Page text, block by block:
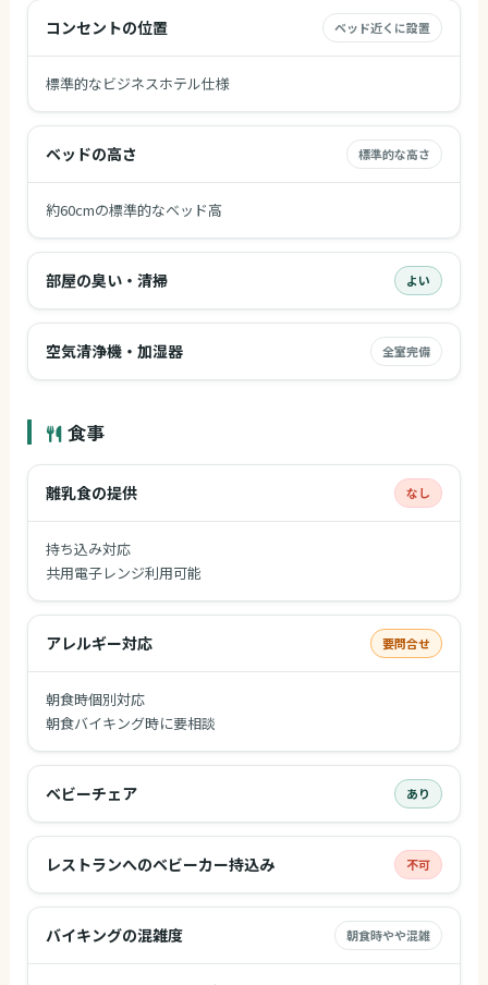
コンセントの位置 ベッド近くに設置
標準的なビジネスホテル仕様
ベッドの高さ 標準的な高さ
約60cmの標準的なベッド高
部屋の臭い・清掃 よい
空気清浄機・加湿器 全室完備
食事
離乳食の提供 なし
持ち込み対応
共用電子レンジ利用可能
アレルギー対応 要問合せ
朝食時個別対応
朝食バイキング時に要相談
ベビーチェア あり
レストランへのベビーカー持込み 不可
バイキングの混雑度 朝食時やや混雑